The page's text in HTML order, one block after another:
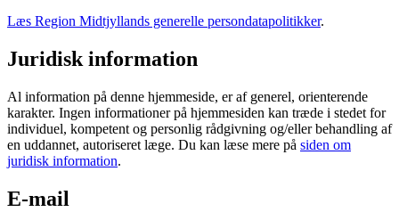
Læs Region Midtjyllands generelle persondatapolitikker.
Juridisk information
Al information på denne hjemmeside, er af generel, orienterende
karakter. Ingen informationer på hjemmesiden kan træde i stedet for
individuel, kompetent og personlig rådgivning og/eller behandling af
en uddannet, autoriseret læge. Du kan læse mere på siden om
juridisk information.
E-mail